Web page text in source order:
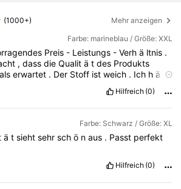
(1000+) Mehr anzeigen
Farbe: marineblau / Größe: XXL
Preis - Leistungs - Verh ä ltnis .
,dassdieQualitätdes Produkts
alserwartet . Der Stoff istweich . Ich hä
Hilfreich (0)
Farbe: Schwarz / Größe: XL
ätsiehtsehrschö naus . Passt perfekt
Hilfreich (0)